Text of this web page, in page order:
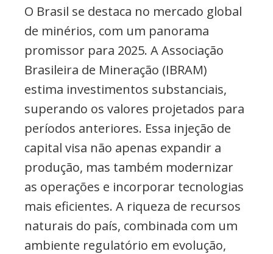
O Brasil se destaca no mercado global
de minérios, com um panorama
promissor para 2025. A Associação
Brasileira de Mineração (IBRAM)
estima investimentos substanciais,
superando os valores projetados para
períodos anteriores. Essa injeção de
capital visa não apenas expandir a
produção, mas também modernizar
as operações e incorporar tecnologias
mais eficientes. A riqueza de recursos
naturais do país, combinada com um
ambiente regulatório em evolução,